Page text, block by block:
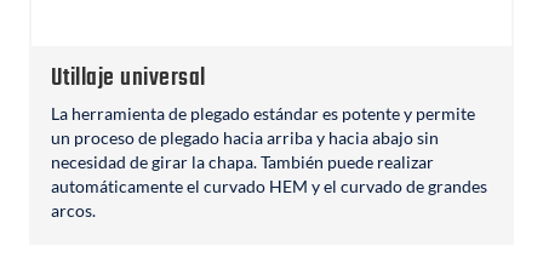
Utillaje universal
La herramienta de plegado estándar es potente y permite
un proceso de plegado hacia arriba y hacia abajo sin
necesidad de girar la chapa. También puede realizar
automáticamente el curvado HEM y el curvado de grandes
arcos.